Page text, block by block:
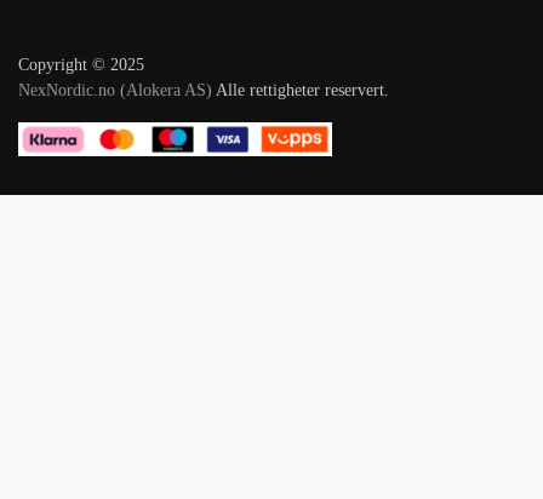
Copyright © 2025
NexNordic.no (Alokera AS) Alle rettigheter reservert.